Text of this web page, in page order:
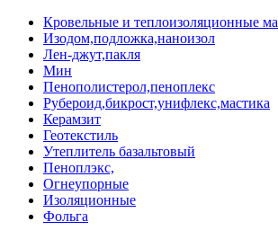
Кровельные и теплоизоляционные
Изодом,подложка,наноизол
Лен-джут,пакля
Мин
Пенополистерол,пеноплекс
Рубероид,бикрост,унифлекс,мастика
Керамзит
Геотекстиль
Утеплитель базальтовый
Пеноплэкс,
Огнеупорные
Изоляционные
Фольга